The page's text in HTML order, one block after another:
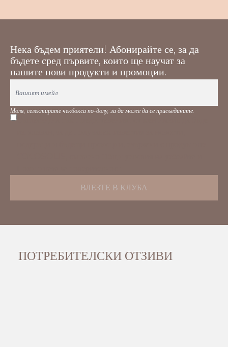
Нека бъдем приятели! Абонирайте се, за да
бъдете сред първите, които ще научат за
нашите нови продукти и промоции.
Моля, селектирате чекбокса по-долу, за да може да се присъедините.
ПОТРЕБИТЕЛСКИ ОТЗИВИ